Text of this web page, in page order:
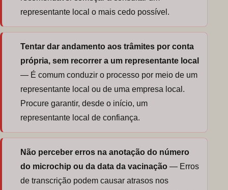
representante local o mais cedo possível.
Tentar dar andamento aos trâmites por conta
própria, sem recorrer a um representante local
— É comum conduzir o processo por meio de um
representante local ou de uma empresa local.
Procure garantir, desde o início, um
representante local de confiança.
Não perceber erros na anotação do número
do microchip ou da data da vacinação — Erros
de transcrição podem causar atrasos nos